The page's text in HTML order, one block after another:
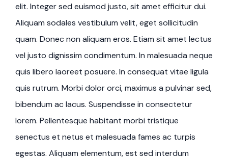
elit. Integer sed euismod justo, sit amet efficitur dui.
Aliquam sodales vestibulum velit, eget sollicitudin
quam. Donec non aliquam eros. Etiam sit amet lectus
vel justo dignissim condimentum. In malesuada neque
quis libero laoreet posuere. In consequat vitae ligula
quis rutrum. Morbi dolor orci, maximus a pulvinar sed,
bibendum ac lacus. Suspendisse in consectetur
lorem. Pellentesque habitant morbi tristique
senectus et netus et malesuada fames ac turpis
egestas. Aliquam elementum, est sed interdum